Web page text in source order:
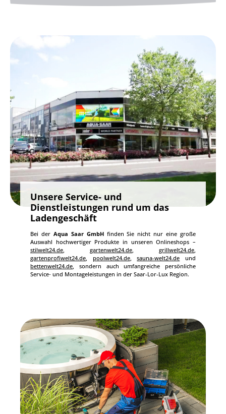
Unsere Service‑ und
Dienstleistungen rund um das
Ladengeschäft
Bei der Aqua Saar GmbHfinden Sie nicht nur eine große
Auswahl hochwertiger Produkte in unseren Onlineshops –
stilwelt24.de
gartenwelt24.de grillwelt24.de
gartenprofiwelt24.de
poolwelt24.de,sauna-welt24.de und
bettenwelt24.de , sondern auch umfangreiche persönliche
Service‑ und Montageleistungen in der Saar-Lor-Lux Region.